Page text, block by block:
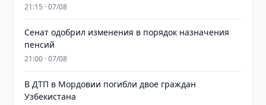
21:15 · 07/08
Сенат одобрил изменения в порядок назначения
пенсий
21:00 · 07/08
В ДТП в Мордовии погибли двое граждан
Узбекистана